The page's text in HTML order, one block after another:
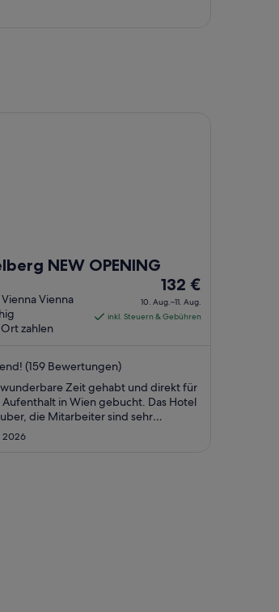
NEW OPENING
Vienna
zahlen
Der
Preis
beträgt
vom
10.
Aug.
132 €
10. Aug.–11. Aug.
inkl. Steuern & Gebühren
(159 Bewertungen)
Zeit gehabt und direkt für
Aufenthalt in Wien gebucht. Das Hotel
die Mitarbeiter sind sehr
2026